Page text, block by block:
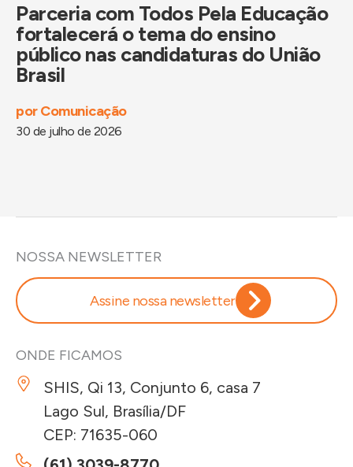
Parceria com Todos Pela Educação
fortalecerá o tema do ensino
público nas candidaturas do União
Brasil
porComunicação
30 de julho de 2026
ONDE FICAMOS
SHIS, Qi 13, Conjunto 6, casa 7
Lago Sul, Brasília/DF
CEP: 71635-060
NOSSA NEWSLETTER
Assine nossa newsletter